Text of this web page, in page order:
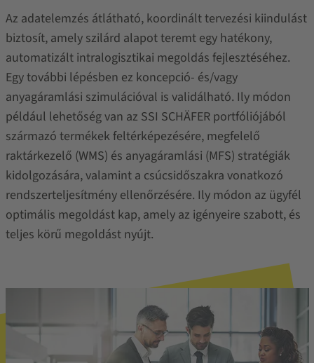
Az adatelemzés átlátható, koordinált tervezési kiindulást
biztosít, amely szilárd alapot teremt egy hatékony,
automatizált intralogisztikai megoldás fejlesztéséhez.
Egy további lépésben ez koncepció- és/vagy
anyagáramlási szimulációval is validálható. Ily módon
például lehetőség van az SSI SCHÄFER portfóliójából
származó termékek feltérképezésére, megfelelő
raktárkezelő (WMS) és anyagáramlási (MFS) stratégiák
kidolgozására, valamint a csúcsidőszakra vonatkozó
rendszerteljesítmény ellenőrzésére. Ily módon az ügyfél
optimális megoldást kap, amely az igényeire szabott, és
teljes körű megoldást nyújt.